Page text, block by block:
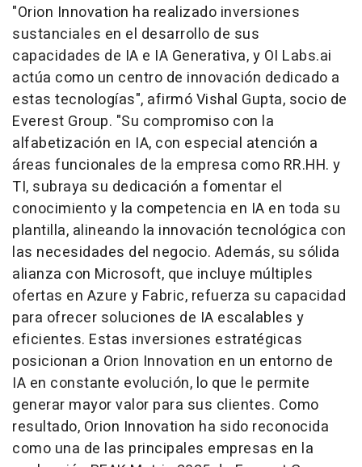
"Orion Innovation ha realizado inversiones
sustanciales en el desarrollo de sus
capacidades de IA e IA Generativa, y OI Labs.ai
actúa como un centro de innovación dedicado a
estas tecnologías", afirmóVishal Gupta, socio de
Everest Group. "Su compromiso con la
alfabetización en IA, con especial atención a
áreas funcionales de la empresa como RR.HH. y
TI, subraya su dedicación a fomentar el
conocimiento y la competencia en IA en toda su
plantilla, alineando la innovación tecnológica con
las necesidades del negocio. Además, su sólida
alianza con Microsoft, que incluye múltiples
ofertas en Azure y Fabric, refuerza su capacidad
para ofrecer soluciones de IA escalables y
eficientes. Estas inversiones estratégicas
posicionan a Orion Innovation en un entorno de
IA en constante evolución, lo que le permite
generar mayor valor para sus clientes. Como
resultado, Orion Innovation ha sido reconocida
como una de las principales empresas en la